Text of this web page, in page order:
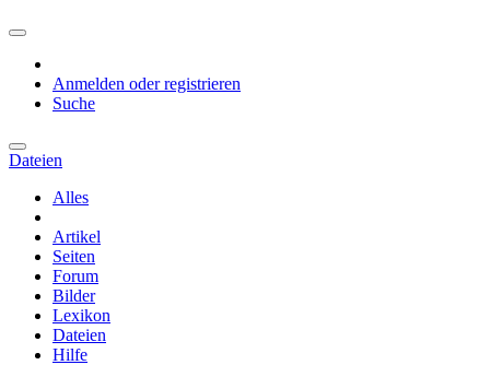
Anmelden oder registrieren
Suche
Dateien
Alles
Artikel
Seiten
Forum
Bilder
Lexikon
Dateien
Hilfe